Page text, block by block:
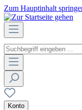
Zum Hauptinhalt
Konto